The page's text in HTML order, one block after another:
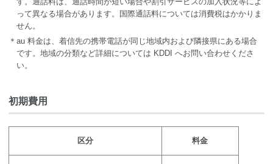
って異なる場合があります。国際通話料については消費税はかかりま
せん。
＊au 料金は、着信先の携帯電話が同じ地域内および隣接県にある場合
です。地域の分類など詳細については KDDI へお問い合わせくださ
い。
初期費用
区分 料金